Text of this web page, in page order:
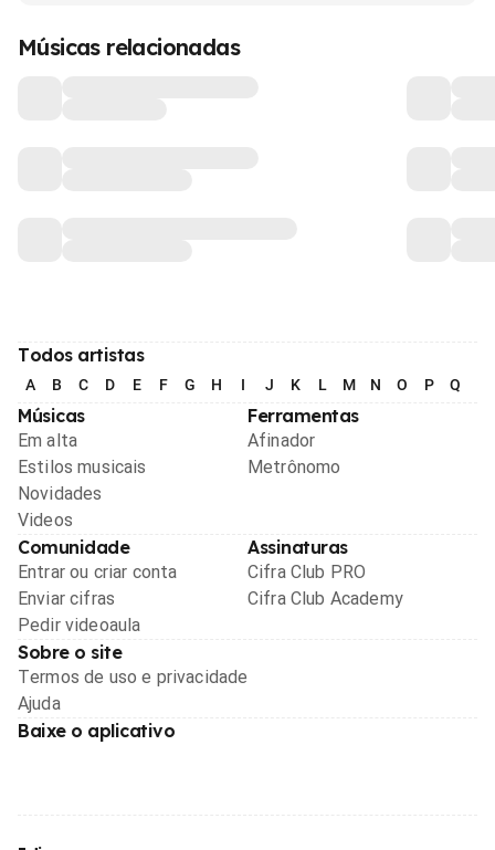
Músicas relacionadas
Todos artistas
A B C D E F G H I J K L M N O P Q
Músicas
Em alta
Estilos musicais
Novidades
Videos
Ferramentas
Afinador
Metrônomo
Comunidade
Entrar ou criar conta
Enviar cifras
Pedir videoaula
Assinaturas
Cifra Club PRO
Cifra Club Academy
Sobre o site
Termos de uso e privacidade
Ajuda
Baixe o aplicativo